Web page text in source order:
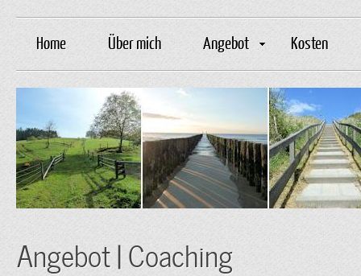
Home Über mich Angebot Kosten
Angebot | Coaching